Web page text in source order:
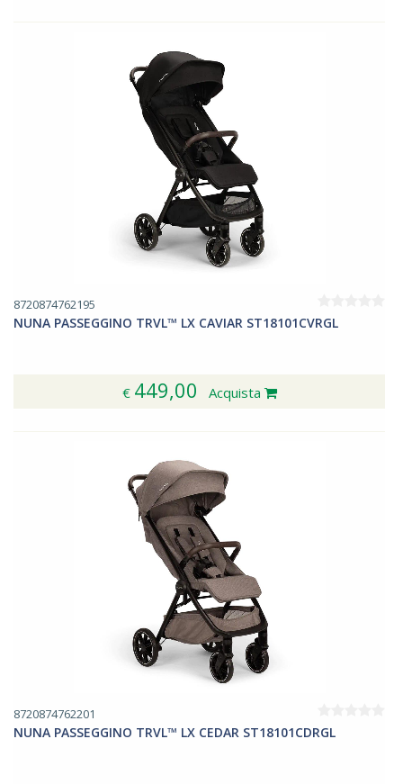
8720874762195
NUNA PASSEGGINO TRVL™ LX CAVIAR ST18101CVRGL
€ 449,00 Acquista
8720874762201
NUNA PASSEGGINO TRVL™ LX CEDAR ST18101CDRGL